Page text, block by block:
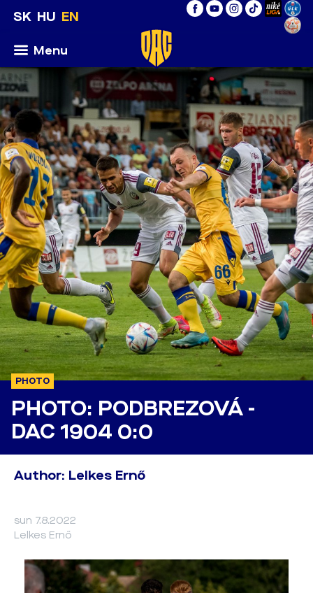
SK HU EN
Menu
PHOTO
PHOTO: PODBREZOVÁ -
DAC 1904 0:0
Author: Lelkes Ernő
sun 7.8.2022
Lelkes Ernő